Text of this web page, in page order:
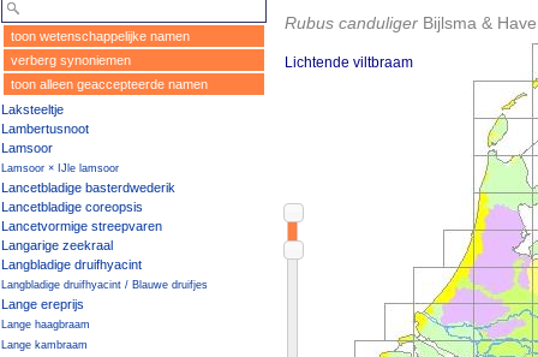
toon wetenschappelijke namen
verberg synoniemen
toon alleen geaccepteerde namen
Laksteeltje
Lambertusnoot
Lamsoor
Lamsoor × IJle lamsoor
Lancetbladige basterdwederik
Lancetbladige coreopsis
Lancetvormige streepvaren
Langarige zeekraal
Langbladige druifhyacint
Langbladige druifhyacint / Blauwe druifjes
Lange ereprijs
Lange haagbraam
Lange kambraam
Rubus canduliger Bijlsma &
Lichtende viltbraam